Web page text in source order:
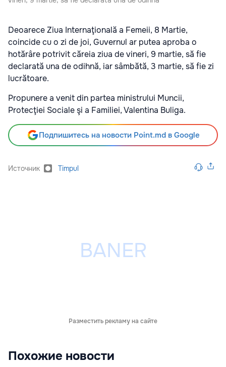
Deoarece Ziua Internaţională a Femeii, 8 Martie,
coincide cu o zi de joi, Guvernul ar putea aproba o
hotărâre potrivit căreia ziua de vineri, 9 martie, să fie
declarată una de odihnă, iar sâmbătă, 3 martie, să fie zi
lucrătoare.
Propunere a venit din partea ministrului Muncii,
Protecţiei Sociale şi a Familiei, Valentina Buliga.
Подпишитесь на новости Point.md в Google
Источник Timpul
Разместить рекламу на сайте
Похожие новости